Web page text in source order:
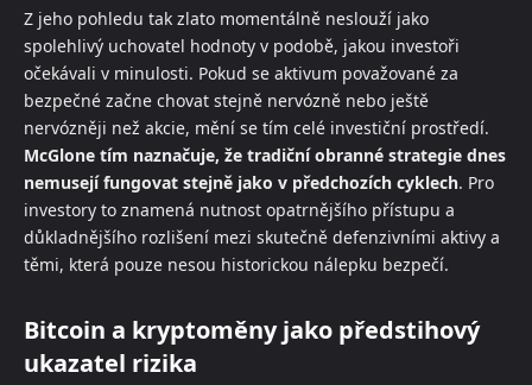
Z jeho pohledu tak zlato momentálně neslouží jako
spolehlivý uchovatel hodnoty v podobě, jakou investoři
očekávali v minulosti. Pokud se aktivum považované za
bezpečné začne chovat stejně nervózně nebo ještě
nervózněji než akcie, mění se tím celé investiční prostředí.
McGlone tím naznačuje, že tradiční obranné strategie dnes
nemusejí fungovat stejně jako v předchozích cyklech. Pro
investory to znamená nutnost opatrnějšího přístupu a
důkladnějšího rozlišení mezi skutečně defenzivními aktivy a
těmi, která pouze nesou historickou nálepku bezpečí.
Bitcoin a kryptoměny jako předstihový
ukazatel rizika